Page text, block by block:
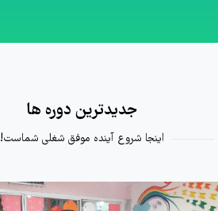
جدیدترین دوره‌ ها
اینجا شروع آینده موفق شغلی شماست!